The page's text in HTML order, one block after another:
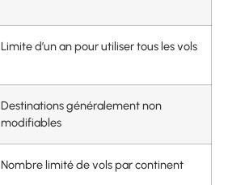
Limite d’un an pour utiliser tous les vols
Destinations généralement non
modifiables
Nombre limité de vols par continent